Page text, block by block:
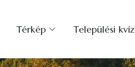
Térkép Települési kvíz